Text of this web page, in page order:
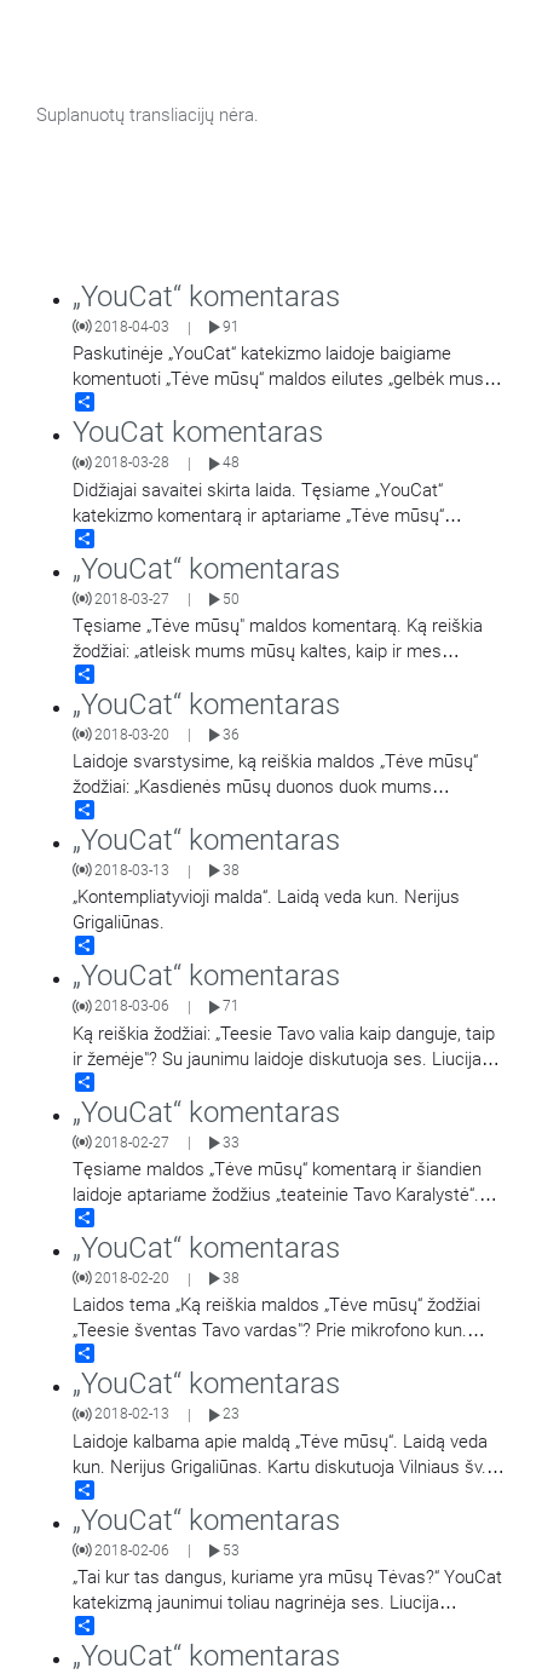
Suplanuotų transliacijų nėra.
„YouCat“ komentaras
2018-04-03 | 91
Paskutinėje „YouCat“ katekizmo laidoje baigiame
komentuoti „Tėve mūsų“ maldos eilutes „gelbėk mus
nuo pikto“. Laidą veda ses. Liucija Grybaitė.
YouCat komentaras
2018-03-28 | 48
Didžiajai savaitei skirta laida. Tęsiame „YouCat“
katekizmo komentarą ir aptariame „Tėve mūsų“
maldos žodžius „ir neleisk mūsų gundyti". Laidą veda
„YouCat“ komentaras
2018-03-27 50
Tęsiame „Tėve mūsų" maldos komentarą. Ką reiškia
žodžiai: „atleisk mums mūsų kaltes, kaip ir mes
atleidžiame savo kaltininkams“? Laidą veda
„YouCat“ komentaras
2018-03-20 36
Laidoje svarstysime, ką reiškia maldos „Tėve mūsų“
žodžiai: „Kasdienės mūsų duonos duok mums
šiandien“. Laidą veda br. pranciškonas kun. Paulius
Vaineikis.
„YouCat“ komentaras
2018-03-13 | 38
„Kontempliatyvioji malda“. Laidą veda kun. Nerijus
Grigaliūnas.
„YouCat“ komentaras
2018-03-06 71
Ką reiškia žodžiai: „Teesie Tavo valia kaip danguje, taip
ir žemėje"? Su jaunimu laidoje diskutuoja ses. Liucija
Grybaitė.
„YouCat“ komentaras
2018-02-27 33
Tęsiame maldos „Tėve mūsų“ komentarą ir šiandien
laidoje aptariame žodžius „teateinie Tavo Karalystė“.
Laidoje dalyvauja jaunimas: Gabija, Matas, Arnoldas,
Aistė…
„YouCat“ komentaras
2018-02-20 | 38
Laidos tema „Ką reiškia maldos „Tėve mūsų“ žodžiai
„Teesie šventas Tavo vardas"? Prie mikrofono kun.
Povilas Narijauskas.
„YouCat“ komentaras
2018-02-13 23
Laidoje kalbama apie maldą „Tėve mūsų“. Laidą veda
kun. Nerijus Grigaliūnas. Kartu diskutuoja Vilniaus šv.
Teresės parapijos jaunimas: Laura, Ieva
„YouCat“ komentaras
2018-02-06 53
„Tai kur tas dangus, kuriame yra mūsų Tėvas?“ YouCat
katekizmą jaunimui toliau nagrinėja ses. Liucija
Grybaitė.
„YouCat“ komentaras